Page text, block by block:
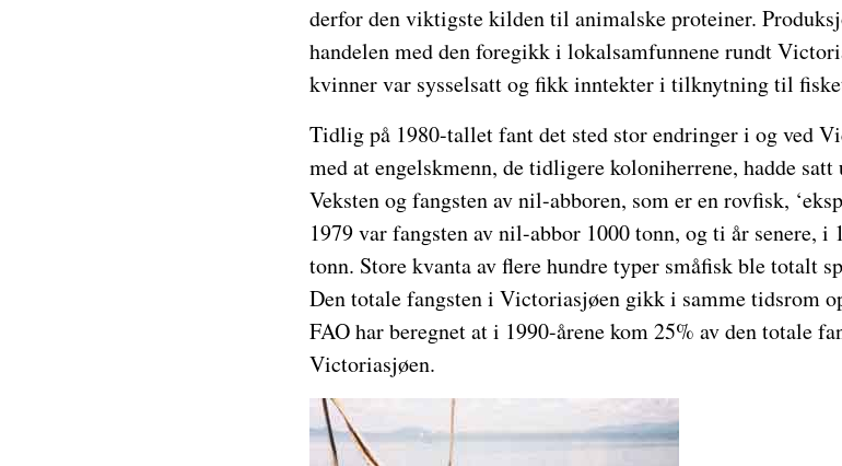
derfor den viktigste kilden til animalske proteiner.
handelen med den foregikk i lokalsamfunnene rundt
kvinner var sysselsatt og fikk inntekter i tilknytning til
Tidlig på 1980-tallet fant det sted stor endringer i og ved
med at engelskmenn, de tidligere koloniherrene, hadde
Veksten og fangsten av nil-abboren, som er en rovfisk,
1979 var fangsten av nil-abbor 1000 tonn, og ti år senere, i
tonn. Store kvanta av flere hundre typer småfisk ble totalt
Den totale fangsten i Victoriasjøen gikk i samme tidsrom
FAO har beregnet at i 1990-årene kom 25% av den totale
Victoriasjøen.